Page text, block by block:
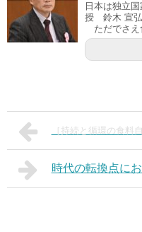
日本は独立
授 鈴木 宣弘
ただでさえ
［持続と循環の食料
時代の転換点に